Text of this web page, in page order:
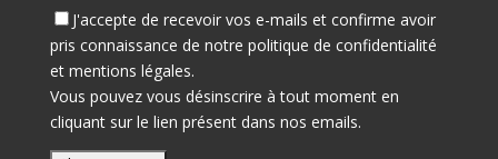
J'accepte de recevoir vos e-mails et confirme avoir
pris connaissance de notre politique de confidentialité
et mentions légales.
Vous pouvez vous désinscrire à tout moment en
cliquant sur le lien présent dans nos emails.